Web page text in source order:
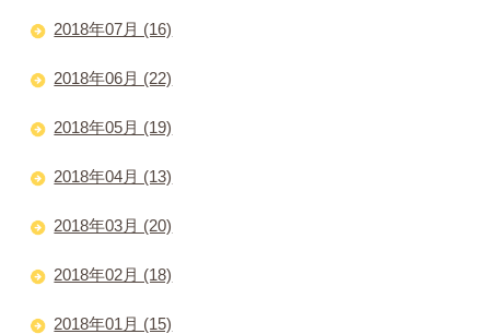
2018年07月 (16)
2018年06月 (22)
2018年05月 (19)
2018年04月 (13)
2018年03月 (20)
2018年02月 (18)
2018年01月 (15)